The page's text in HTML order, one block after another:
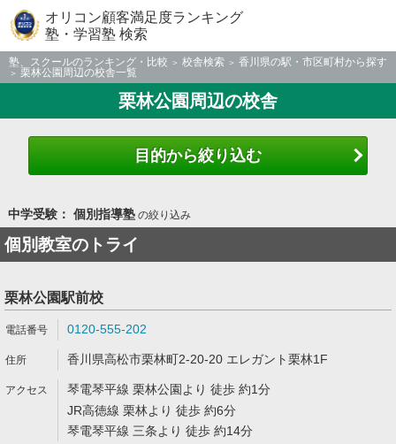
オリコン顧客満足度ランキング
塾・学習塾 検索
塾、スクールのランキング・比較 校舎検索
香川県の駅・市区町村から探す
栗林公園周辺の校舎一覧
栗林公園周辺の校舎
目的から絞り込む
中学受験： 個別指導塾の絞り込み
個別教室のトライ
栗林公園駅前校
0120-555-202
香川県高松市栗林町2-20-20 エレガント栗林1F
琴電琴平線 栗林公園より 徒歩 約1分
JR高徳線 栗林より 徒歩 約6分
琴電琴平線 三条より 徒歩 約14分